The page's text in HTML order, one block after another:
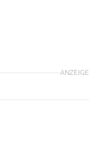
ANZEIGE